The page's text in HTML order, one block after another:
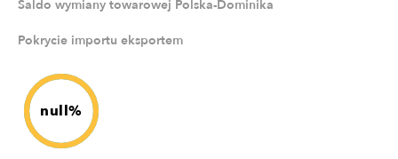
Saldo wymiany towarowej Polska-Dominika
Pokrycie importu eksportem
null%